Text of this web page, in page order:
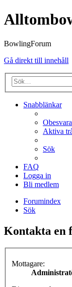
BowlingForum
Gå direkt till innehåll
Snabblänkar
Aktiva
Sök
FAQ
Logga in
Bli medlem
Forumindex
Sök
Kontakta en
Mottagare: